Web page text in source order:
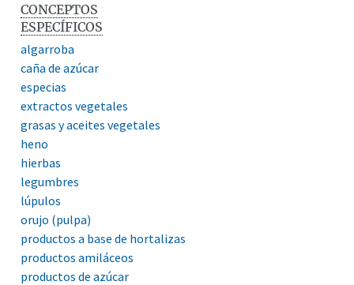
CONCEPTOS
ESPECÍFICOS
algarroba
caña de azúcar
especias
extractos vegetales
grasas y aceites vegetales
heno
hierbas
legumbres
lúpulos
orujo (pulpa)
productos a base de hortalizas
productos amiláceos
productos de azúcar